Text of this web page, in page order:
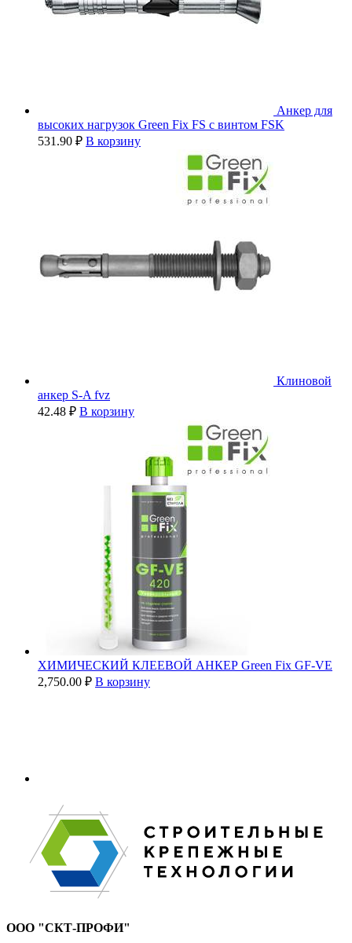
Анкер для
высоких нагрузок Green Fix FS с винтом FSK
531.90 ₽ В корзину
Клиновой
анкер S-A fvz
42.48 ₽ В корзину
ХИМИЧЕСКИЙ КЛЕЕВОЙ АНКЕР Green Fix GF-VE
2,750.00 ₽ В корзину
ООО "СКТ-ПРОФИ"